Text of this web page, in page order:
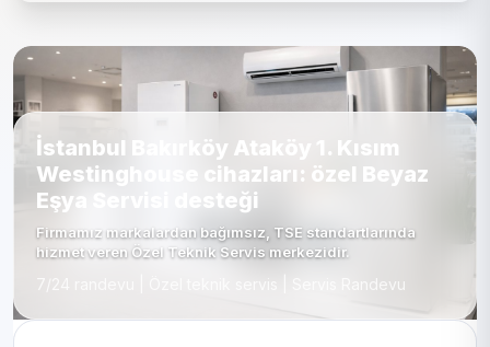
İstanbul Bakırköy Ataköy 1. Kısım
Westinghouse cihazları: özel Beyaz
Eşya Servisi desteği
Firmamız markalardan bağımsız, TSE standartlarında
hizmet veren Özel Teknik Servis merkezidir.
7/24 randevu | Özel teknik servis | Servis Randevu